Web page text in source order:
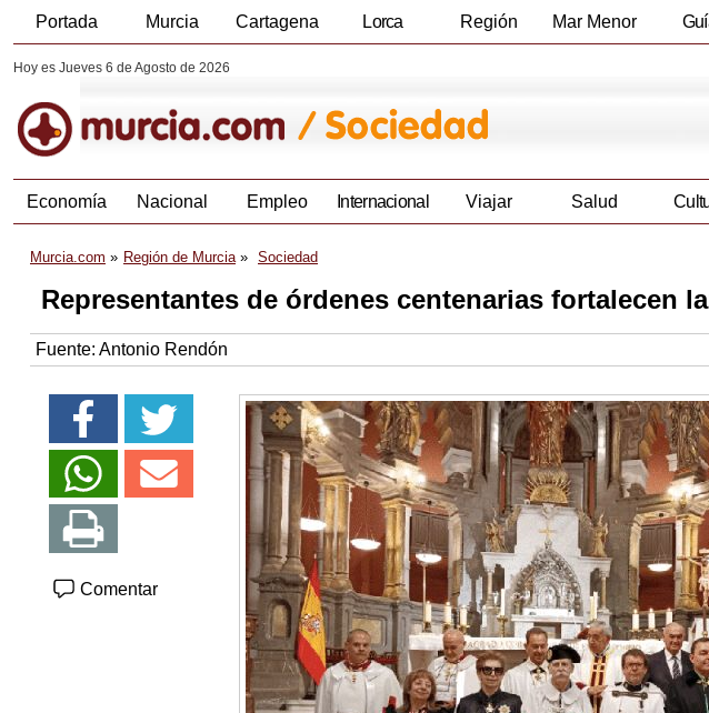
Portada Murcia Cartagena Lorca Región Mar Menor
Hoy es Jueves 6 de Agosto de 2026
Economía Nacional Empleo Internacional Viajar Salud
Murcia.com Región de Murcia Sociedad
Representantes de órdenes centenarias fortalecen
Fuente: Antonio Rendón
Comentar